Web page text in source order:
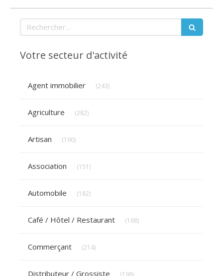
Rechercher
Votre secteur d'activité
Agent immobilier (243)
Agriculture (282)
Artisan (190)
Association (151)
Automobile (182)
Café / Hôtel / Restaurant (168)
Commerçant (214)
Distributeur / Grossiste (198)